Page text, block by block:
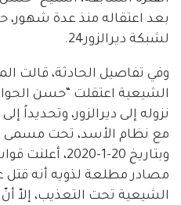
بعد اعتقاله منذ عدة
لشبكة ديرالزور24.
وفي تفاصيل الحادثة، قالت
نزوله إلى ديرالزور، وتحديداً
مع نظام الأسد، تحت مسمى
وبتاريخ 20-1-
مصادر مطلعة لذويه أنه قتل
الشيعية تحت التعذيب، إلاّ